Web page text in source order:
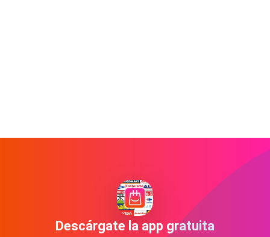
Descárgate la app gratuita